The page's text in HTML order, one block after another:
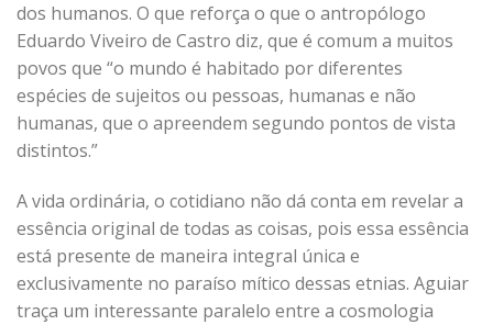
dos humanos. O que reforça o que o antropólogo
Eduardo Viveiro de Castro diz, que é comum a muitos
povos que “o mundo é habitado por diferentes
espécies de sujeitos ou pessoas, humanas e não
humanas, que o apreendem segundo pontos de vista
distintos.”
A vida ordinária, o cotidiano não dá conta em revelar a
essência original de todas as coisas, pois essa essência
está presente de maneira integral única e
exclusivamente no paraíso mítico dessas etnias. Aguiar
traça um interessante paralelo entre a cosmologia